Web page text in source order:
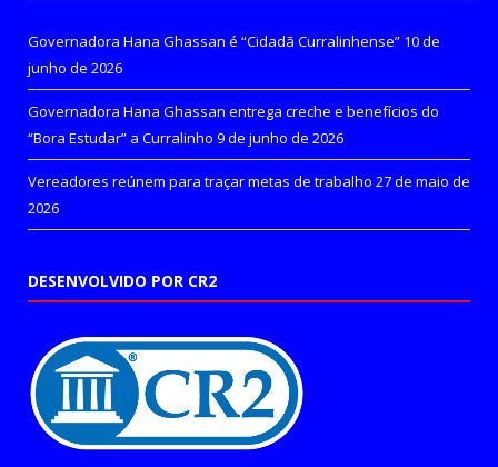
Governadora Hana Ghassan é “Cidadã Curralinhense” 10 de
junho de 2026
Governadora Hana Ghassan entrega creche e benefícios do
“Bora Estudar” a Curralinho 9 de junho de 2026
Vereadores reúnem para traçar metas de trabalho 27 de maio de
2026
DESENVOLVIDO POR CR2